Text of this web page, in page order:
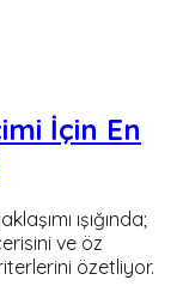
İçin En
ışığında;
ve öz
özetliyor.